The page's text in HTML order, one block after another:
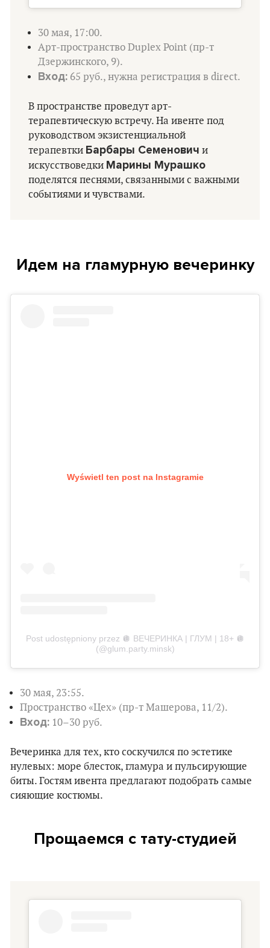
30 мая, 17:00.
Арт-пространство Duplex Point (пр-т
Дзержинского, 9).
Вход: 65 руб., нужна регистрация в direct.
В пространстве проведут арт-
терапевтическую встречу. На ивенте под
руководством экзистенциальной
терапевтки Барбары Семенович и
искусствоведки Марины Мурашко
поделятся песнями, связанными с важными
событиями и чувствами.
Идем на гламурную вечеринку
Wyświetl ten post na Instagramie
Post udostępniony przez 🪩 ВЕЧЕРИНКА | ГЛУМ | 18+ 🪩
(@glum.party.minsk)
30 мая, 23:55.
Пространство «Цех» (пр-т Машерова, 11/2).
Вход: 10–30 руб.
Вечеринка для тех, кто соскучился по эстетике
нулевых: море блесток, гламура и пульсирующие
биты. Гостям ивента предлагают подобрать самые
сияющие костюмы.
Прощаемся с тату-студией